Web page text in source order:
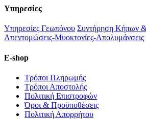
Υπηρεσίες
Υπηρεσίες Γεωπόνου Συντήρηση Κήπων
Απεντομώσεις-Μυοκτονίες-Απολυμάνσεις
E-shop
Τρόποι Πληρωμής
Τρόποι Αποστολής
Πολιτική Επιστροφών
Όροι & Προϋποθέσεις
Πολιτική Απορρήτου